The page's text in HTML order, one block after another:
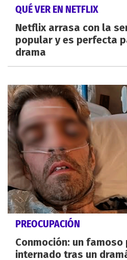
QUÉ VER EN NETFLIX
Netflix arrasa con la
popular y es perfecta
drama
PREOCUPACIÓN
Conmoción: un
internado tras un